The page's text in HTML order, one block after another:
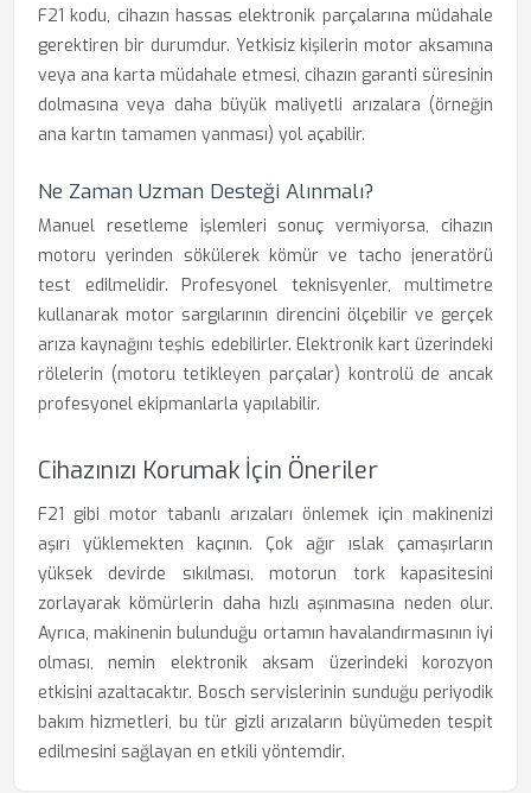
F21 kodu, cihazın hassas elektronik parçalarına müdahale
gerektiren bir durumdur. Yetkisiz kişilerin motor aksamına
veya ana karta müdahale etmesi, cihazın garanti süresinin
dolmasına veya daha büyük maliyetli arızalara (örneğin
ana kartın tamamen yanması) yol açabilir.
Ne Zaman Uzman Desteği Alınmalı?
Manuel resetleme işlemleri sonuç vermiyorsa, cihazın
motoru yerinden sökülerek kömür ve tacho jeneratörü
test edilmelidir. Profesyonel teknisyenler, multimetre
kullanarak motor sargılarının direncini ölçebilir ve gerçek
arıza kaynağını teşhis edebilirler. Elektronik kart üzerindeki
rölelerin (motoru tetikleyen parçalar) kontrolü de ancak
profesyonel ekipmanlarla yapılabilir.
Cihazınızı Korumak İçin Öneriler
F21 gibi motor tabanlı arızaları önlemek için makinenizi
aşırı yüklemekten kaçının. Çok ağır ıslak çamaşırların
yüksek devirde sıkılması, motorun tork kapasitesini
zorlayarak kömürlerin daha hızlı aşınmasına neden olur.
Ayrıca, makinenin bulunduğu ortamın havalandırmasının iyi
olması, nemin elektronik aksam üzerindeki korozyon
etkisini azaltacaktır. Bosch servislerinin sunduğu periyodik
bakım hizmetleri, bu tür gizli arızaların büyümeden tespit
edilmesini sağlayan en etkili yöntemdir.